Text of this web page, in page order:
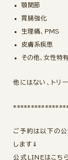
顎関節
胃腸強化
生理痛、PMS
皮膚系疾患
その他、女性特
他にはない、トリ
ご予約は以下の
します⇓
公式LINEはこち